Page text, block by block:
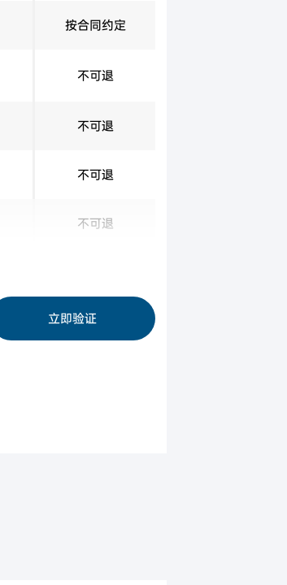
按合同约定
不可退
不可退
不可退
不可退
立即验证